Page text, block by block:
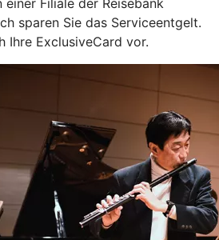
sparen Sie das Serviceentgelt.
Ihre ExclusiveCard vor.